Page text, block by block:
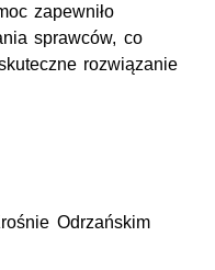
zapewniło
sprawców, co
rozwiązanie
Odrzańskim